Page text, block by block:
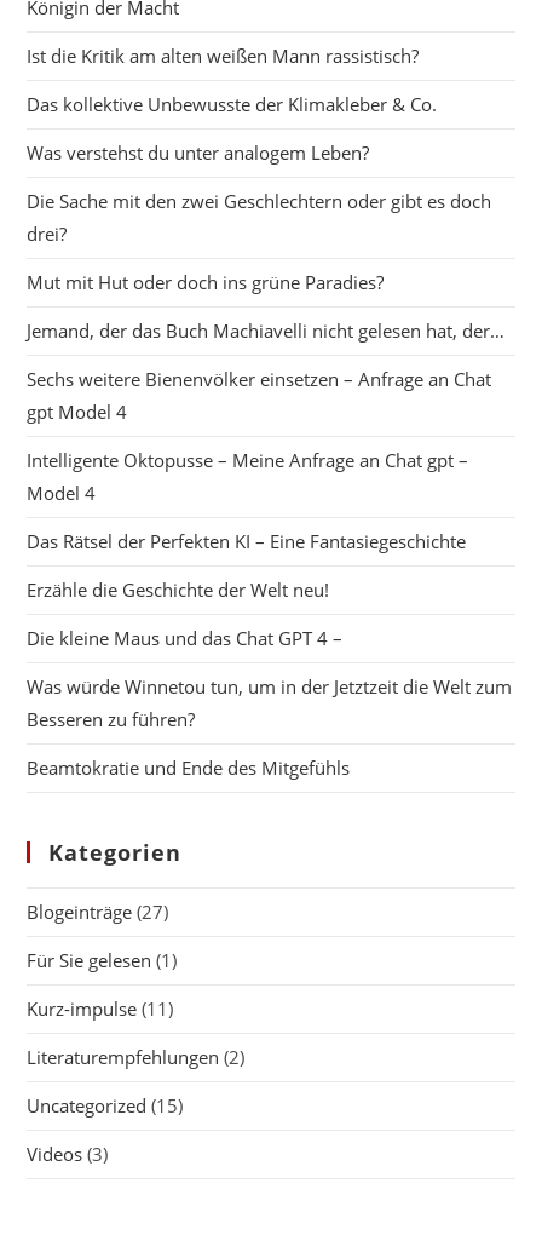
Königin der Macht
Ist die Kritik am alten weißen Mann rassistisch?
Das kollektive Unbewusste der Klimakleber & Co.
Was verstehst du unter analogem Leben?
Die Sache mit den zwei Geschlechtern oder gibt es doch
drei?
Mut mit Hut oder doch ins grüne Paradies?
Jemand, der das Buch Machiavelli nicht gelesen hat, der…
Sechs weitere Bienenvölker einsetzen – Anfrage an Chat
gpt Model 4
Intelligente Oktopusse – Meine Anfrage an Chat gpt –
Model 4
Das Rätsel der Perfekten KI – Eine Fantasiegeschichte
Erzähle die Geschichte der Welt neu!
Die kleine Maus und das Chat GPT 4 –
Was würde Winnetou tun, um in der Jetztzeit die Welt zum
Besseren zu führen?
Beamtokratie und Ende des Mitgefühls
Kategorien
Blogeinträge (27)
Für Sie gelesen (1)
Kurz-impulse (11)
Literaturempfehlungen (2)
Uncategorized (15)
Videos (3)